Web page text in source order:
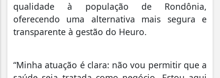
qualidade à população de Rondônia,
oferecendo uma alternativa mais segura e
transparente à gestão do Heuro.
“Minha atuação é clara: não vou permitir que a